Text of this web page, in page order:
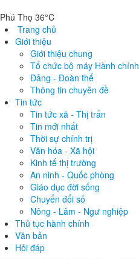
Phú Thọ 36°C
Trang chủ
Giới thiệu
Giới thiệu chung
Tổ chức bộ máy Hành chính
Đảng - Đoàn thể
Thông tin chuyên đề
Tin tức
Tin tức xã - Thị trấn
Tin mới nhất
Thời sự chính trị
Văn hóa - Xã hội
Kinh tế thị trường
An ninh - Quốc phòng
Giáo dục đời sống
Chuyển đổi số
Nông - Lâm - Ngư nghiệp
Thủ tục hành chính
Văn bản
Hỏi đáp